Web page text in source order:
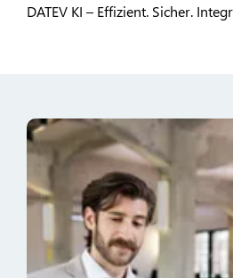
DATEV KI – Effizient. Sicher.